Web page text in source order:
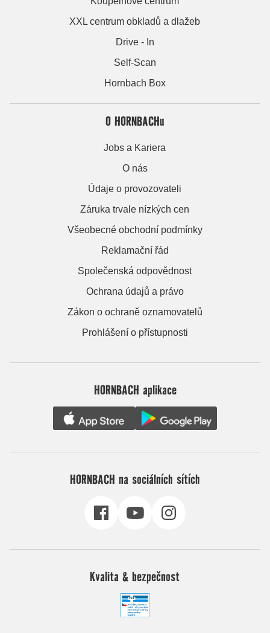
XXL centrum obkladů a dlažeb
Drive - In
Self-Scan
Hornbach Box
O HORNBACHu
Jobs a Kariera
O nás
Údaje o provozovateli
Záruka trvale nízkých cen
Všeobecné obchodní podmínky
Reklamační řád
Společenská odpovědnost
Ochrana údajů a právo
Zákon o ochraně oznamovatelů
Prohlášení o přístupnosti
HORNBACH aplikace
HORNBACH na sociálních sítích
Kvalita & bezpečnost